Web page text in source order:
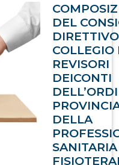
DEL
COLLEGIO
REVISORI
DEICONTI
DELLA